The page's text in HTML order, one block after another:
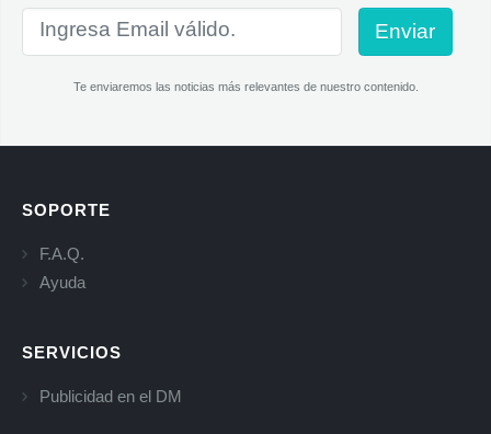
Enviar
Te enviaremos las noticias más relevantes de nuestro contenido.
SOPORTE
F.A.Q.
Ayuda
SERVICIOS
Publicidad en el DM